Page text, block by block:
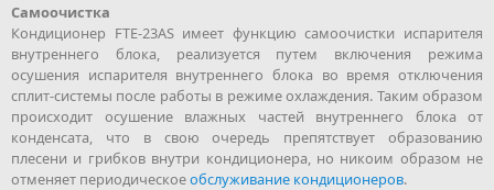
Самоочистка
Кондиционер FTE-23AS имеет функцию самоочистки испарителя
внутреннего блока, реализуется путем включения режима
осушения испарителя внутреннего блока во время отключения
сплит-системы после работы в режиме охлаждения. Таким образом
происходит осушение влажных частей внутреннего блока от
конденсата, что в свою очередь препятствует образованию
плесени и грибков внутри кондиционера, но никоим образом не
отменяет периодическоеобслуживание кондиционеров.